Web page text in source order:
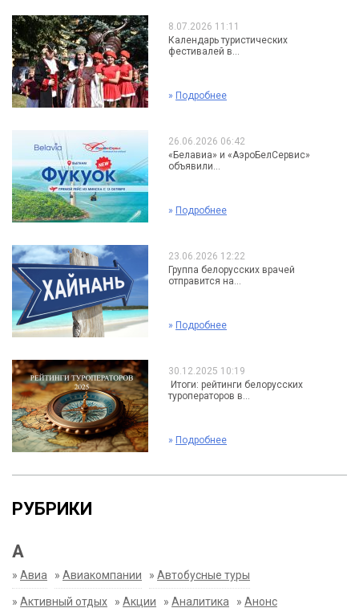
8.07.2026 11:11
Календарь туристических
фестивалей в...
» Подробнее
26.06.2026 06:42
«Белавиа» и «АэроБелСервис»
объявили...
» Подробнее
23.06.2026 12:22
Группа белорусских врачей
отправится на...
» Подробнее
30.12.2025 10:19
Итоги: рейтинги белорусских
туроператоров в...
» Подробнее
РУБРИКИ
А
» Авиа » Авиакомпании » Автобусные туры
» Активный отдых » Акции » Аналитика » Анонс